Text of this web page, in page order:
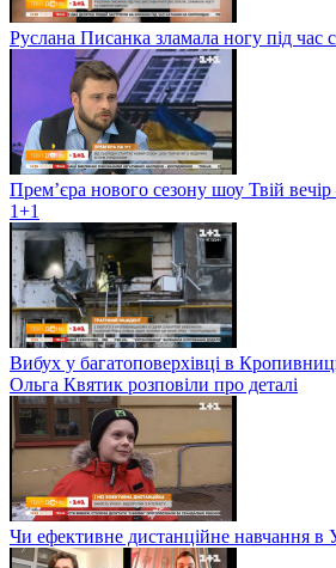
Руслана Писанка зламала ногу під час
Прем’єра нового сезону шоу Твій
1+1
Вибух у багатоповерхівці в
Ольга Квятик розповіли про деталі
Чи ефективне дистанційне навчання в